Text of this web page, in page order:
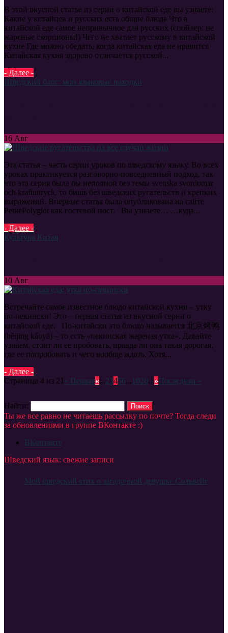
В этой вкусной статье из серии о китайской еде вы узнаете:
Какие у китайцев и русских есть общие блюда Что в
китайской еде самое непривычное для русских (спойлер: не
жареные скорпионы!) Чего не хватает русскому в китайской
кухне Где можно обедать, когда китайская еда не нравится
Китайская кухня здорово отличается русской...
- Далее -
Шведский блог: мои языковые находки
16 Авг
Эта статья – часть серии уроков по шведскому языку. Во всех
уроках практикуется разговорно-повседневный подход, так
что эта серия была бы неполной без темы svenska svordomar
och kraftuttryck, то бишь без шведских ругательств и крепких
выражений. Впервые статья была опубликована на сайте
PetitePolyglot как гостевой пост. Вы узнаете… …куда...
- Далее -
Культура Китая
10 Авг
Встречайте самое известное блюдо китайской кухни – утку
по-пекински! Это – первая статья из вкусной серии о
китайской еде. По-китайски это блюдо называется 北京烤鸭
(běijīng kǎoyā) – то есть «пекинская жареная утка». Давайте
узнаем, стоит ли ее пробовать, правда ли она такая дорогая,
где ее попробовать и чего вообще ждать. Хотя...
- Далее -
Страница 4 из 21 « Первая«...23456... 1020...»Последняя »
Найти:
Ты же все равно не читаешь рассылку по почте? Тогда следи
за обновлениями в группе ВКонтакте :)
ВКонтакте
Шведский язык: свежие записи
Мой шведский стих о загадочной девушке Сольвейг